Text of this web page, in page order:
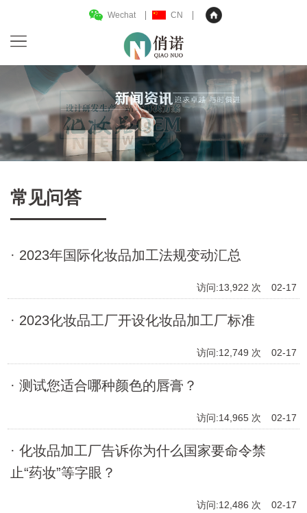
Wechat CN
常见问答
· 2023年国际化妆品加工法规变动汇总
访问:13,922 次 02-17
· 2023化妆品工厂开设化妆品加工厂标准
访问:12,749 次 02-17
· 测试您适合哪种颜色的唇膏？
访问:14,965 次 02-17
· 化妆品加工厂告诉你为什么国家要命令禁
止“药妆”等字眼？
访问:12,486 次 02-17